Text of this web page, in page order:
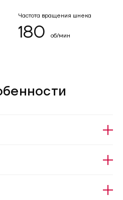
Частота вращения шнека
180 об/мин